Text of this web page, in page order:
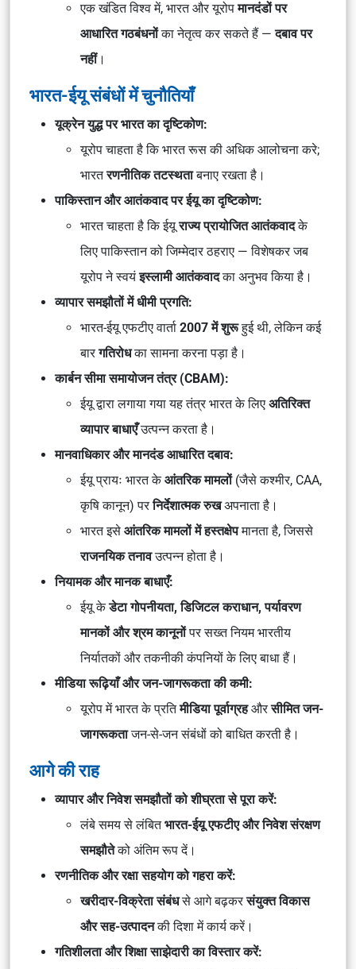
एक खंडित विश्व में, भारत और यूरोपमानदंडों पर
आधारित गठबंधनोंका नेतृत्व कर सकते हैं —दबाव पर
नहीं।
भारत-ईयू संबंधों में चुनौतियाँ
यूक्रेन युद्ध पर भारत का दृष्टिकोण:
यूरोप चाहता है कि भारत रूस की अधिक आलोचना करे;
भारतरणनीतिक तटस्थताबनाए रखता है।
पाकिस्तान और आतंकवाद पर ईयू का दृष्टिकोण:
भारत चाहता है कि ईयूराज्य प्रायोजित आतंकवादके
लिए पाकिस्तान को जिम्मेदार ठहराए — विशेषकर जब
यूरोप ने स्वयंइस्लामी आतंकवादका अनुभव किया है।
व्यापार समझौतों में धीमी प्रगति:
भारत-ईयू एफटीए वार्ता 2007 में शुरूहुई थी, लेकिन कई
बारगतिरोधका सामना करना पड़ा है।
कार्बन सीमा समायोजन तंत्र (CBAM):
ईयू द्वारा लगाया गया यह तंत्र भारत के लिए अतिरिक्त
व्यापार बाधाएँउत्पन्न करता है।
मानवाधिकार और मानदंड आधारित दबाव:
ईयू प्रायः भारत केआंतरिक मामलों(जैसे कश्मीर, CAA,
कृषि कानून) परनिर्देशात्मक रुखअपनाता है।
भारत इसे आंतरिक मामलों में हस्तक्षेपमानता है, जिससे
राजनयिक तनावउत्पन्न होता है।
नियामक और मानक बाधाएँ:
ईयू केडेटा गोपनीयता, डिजिटल कराधान, पर्यावरण
मानकों और श्रम कानूनोंपर सख्त नियम भारतीय
निर्यातकों और तकनीकी कंपनियों के लिए बाधा हैं।
मीडिया रूढ़ियाँ और जन-जागरूकता की कमी:
यूरोप में भारत के प्रतिमीडिया पूर्वाग्रहऔरसीमित जन-
जागरूकताजन-से-जन संबंधों को बाधित करती है।
आगे की राह
व्यापार और निवेश समझौतों को शीघ्रता से पूरा करें:
लंबे समय से लंबितभारत-ईयू एफटीए और निवेश संरक्षण
समझौतेको अंतिम रूप दें।
रणनीतिक और रक्षा सहयोग को गहरा करें:
खरीदार-विक्रेता संबंधसे आगे बढ़करसंयुक्त विकास
और सह-उत्पादनकी दिशा में कार्य करें।
गतिशीलता और शिक्षा साझेदारी का विस्तार करें: